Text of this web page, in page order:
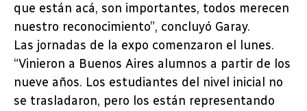
que están acá, son importantes, todos merecen
nuestro reconocimiento”, concluyó Garay.
Las jornadas de la expo comenzaron el lunes.
“Vinieron a Buenos Aires alumnos a partir de los
nueve años. Los estudiantes del nivel inicial no
se trasladaron, pero los están representando